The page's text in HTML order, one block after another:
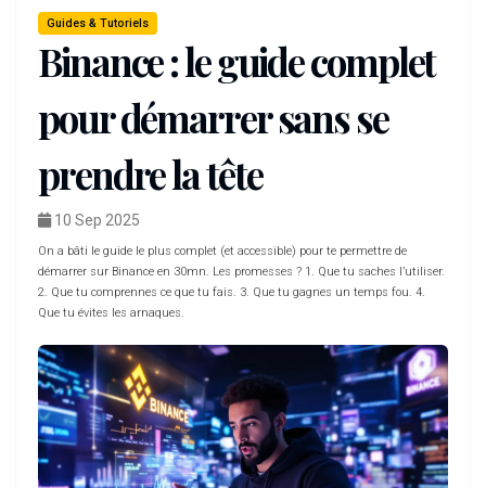
Guides & Tutoriels
Binance : le guide complet
pour démarrer sans se
prendre la tête
10 Sep 2025
On a bâti le guide le plus complet (et accessible) pour te permettre de
démarrer sur Binance en 30mn. Les promesses ? 1. Que tu saches l’utiliser.
2. Que tu comprennes ce que tu fais. 3. Que tu gagnes un temps fou. 4.
Que tu évites les arnaques.